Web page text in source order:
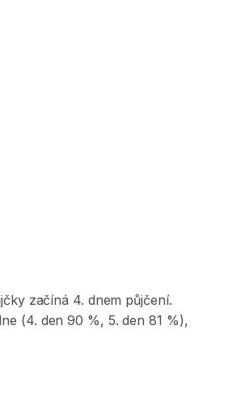
začíná 4. dnem půjčení.
(4. den 90 %, 5. den 81 %),